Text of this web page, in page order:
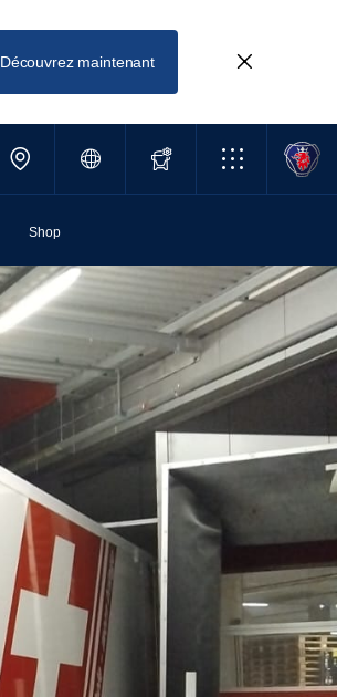
Découvrez maintenant
Shop